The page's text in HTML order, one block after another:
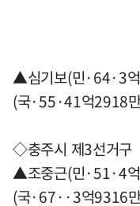
▲심기보(민·64·3
(국·55·41억2918
◇충주시 제3선거구
▲조중근(민·51·4
(국·67··3억9316